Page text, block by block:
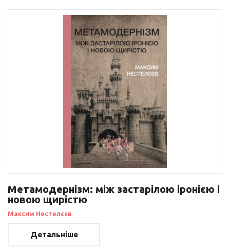
Метамодернізм: між застарілою іронією і
новою щирістю
Максим Нестелєєв
Детальніше